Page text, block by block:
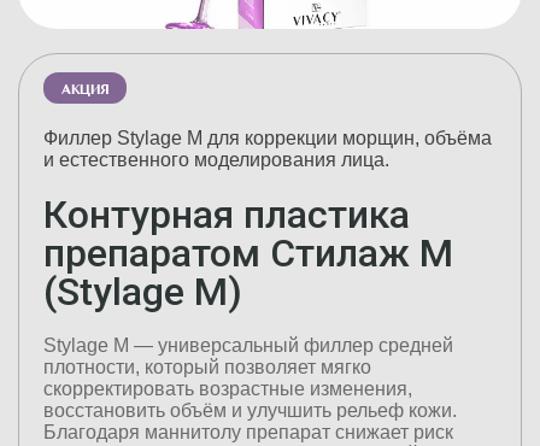
АКЦИЯ
Филлер Stylage M для коррекции морщин, объёма
и естественного моделирования лица.
Контурная пластика
препаратом Стилаж М
(Stylage M)
Stylage M — универсальный филлер средней
плотности, который позволяет мягко
скорректировать возрастные изменения,
восстановить объём и улучшить рельеф кожи.
Благодаря маннитолу препарат снижает риск